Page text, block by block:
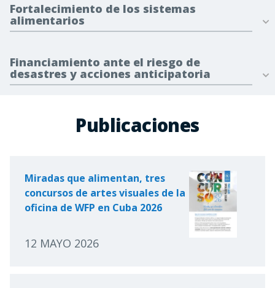
Fortalecimiento de los sistemas
alimentarios
Financiamiento ante el riesgo de
desastres y acciones anticipatoria
Publicaciones
Miradas que alimentan, tres
concursos de artes visuales de la
oficina de WFP en Cuba 2026
12 MAYO 2026